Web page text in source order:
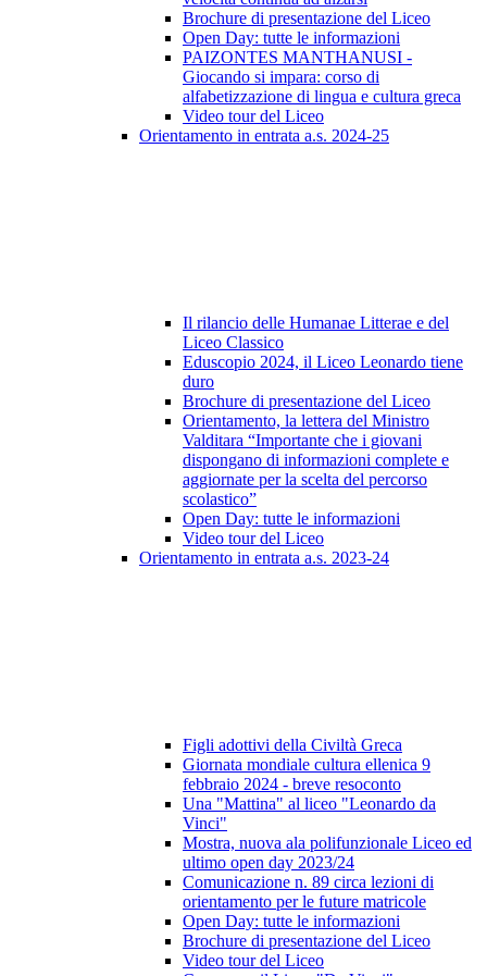
Brochure di presentazione del Liceo
Open Day: tutte le informazioni
PAIZONTES MANTHANUSI -
Giocando si impara: corso di
alfabetizzazione di lingua e cultura greca
Video tour del Liceo
Orientamento in entrata a.s. 2024-25
Il rilancio delle Humanae Litterae e del
Liceo Classico
Eduscopio 2024, il Liceo Leonardo tiene
duro
Brochure di presentazione del Liceo
Orientamento, la lettera del Ministro
Valditara “Importante che i giovani
dispongano di informazioni complete e
aggiornate per la scelta del percorso
scolastico”
Open Day: tutte le informazioni
Video tour del Liceo
Orientamento in entrata a.s. 2023-24
Figli adottivi della Civiltà Greca
Giornata mondiale cultura ellenica 9
febbraio 2024 - breve resoconto
Una "Mattina" al liceo "Leonardo da
Vinci"
Mostra, nuova ala polifunzionale Liceo ed
ultimo open day 2023/24
Comunicazione n. 89 circa lezioni di
orientamento per le future matricole
Open Day: tutte le informazioni
Brochure di presentazione del Liceo
Video tour del Liceo